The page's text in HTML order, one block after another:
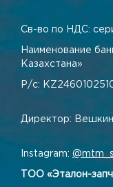
Св-во по НДС:
Наименование
Казахстана»
Р/с:
Директор:
Instagram:
ТОО «Эталон-